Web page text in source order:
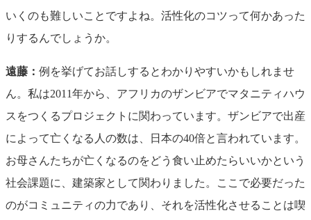
いくのも難しいことですよね。活性化のコツって何かあった
りするんでしょうか。
遠藤： 例を挙げてお話しするとわかりやすいかもしれませ
ん。私は2011年から、アフリカのザンビアでマタニティハウ
スをつくるプロジェクトに関わっています。ザンビアで出産
によって亡くなる人の数は、日本の40倍と言われています。
お母さんたちが亡くなるのをどう食い止めたらいいかという
社会課題に、建築家として関わりました。ここで必要だった
のがコミュニティの力であり、それを活性化させることは喫